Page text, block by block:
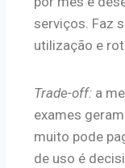
serviços. Faz
utilização e
Trade-off: a
exames
muito pode
de uso é